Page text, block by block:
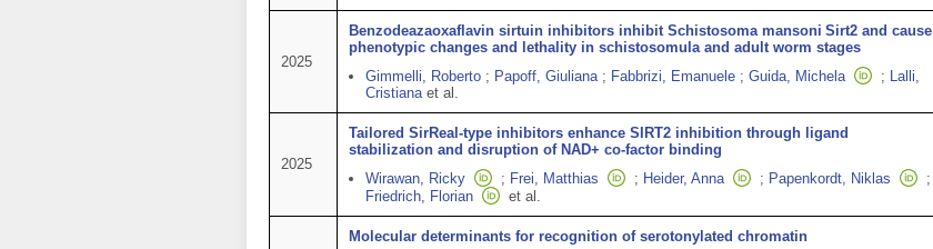
2025
Benzodeazaoxaflavin sirtuin inhibitors inhibit Schistosoma mansoni Sirt2 and cause
phenotypic changes and lethality in schistosomula and adult worm stages
Gimmelli, Roberto ; Papoff, Giuliana ; Fabbrizi, Emanuele ; Guida, Michela ; Lalli,
Cristiana et al.
2025
Tailored SirReal-type inhibitors enhance SIRT2 inhibition through ligand
stabilization and disruption of NAD+ co-factor binding
Wirawan, Ricky
; Frei, Matthias ; Heider, Anna ; Papenkordt, Niklas
;
Friedrich, Florian
et al.
Molecular determinants for recognition of serotonylated chromatin